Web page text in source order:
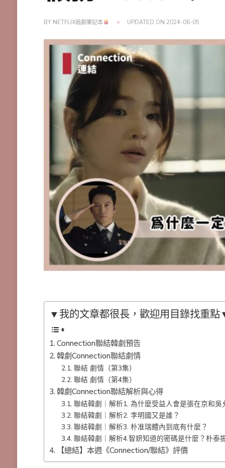
BY NETFLIX追劇筆記本 UPDATED ON 2024-06-05
▼我的文章都很長，歡迎用目錄找重
Connection聯結韓劇預告
韓劇Connection聯結劇情
聯結 劇情（第3集）
聯結 劇情（第4集）
韓劇Connection聯結解析與心得
聯結韓劇｜解析1. 為什麼受益人會是張在京和吳
聯結韓劇｜解析2. 李明國又是誰？
聯結韓劇｜解析3. 朴准瑞體內到底有什麼？
聯結韓劇｜解析4.智妍知道的密碼是什麼？朴泰
【總結】本週《Connection/聯結》評價